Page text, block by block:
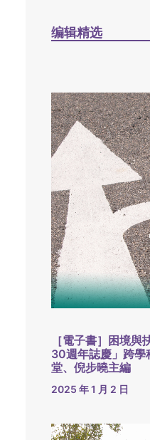
编辑精选
［電子書］困境
30週年誌慶」跨學
堂、倪步曉主編
2025 年 1 月 2 日